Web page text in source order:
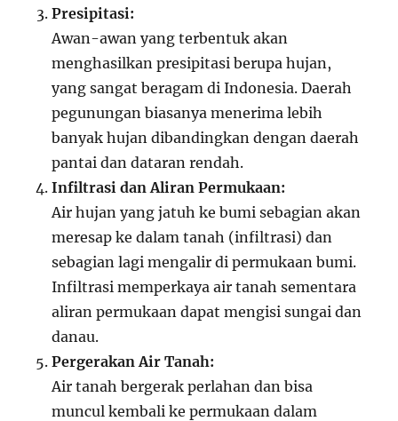
Presipitasi:
Awan-awan yang terbentuk akan
menghasilkan presipitasi berupa hujan,
yang sangat beragam di Indonesia. Daerah
pegunungan biasanya menerima lebih
banyak hujan dibandingkan dengan daerah
pantai dan dataran rendah.
Infiltrasi dan Aliran Permukaan:
Air hujan yang jatuh ke bumi sebagian akan
meresap ke dalam tanah (infiltrasi) dan
sebagian lagi mengalir di permukaan bumi.
Infiltrasi memperkaya air tanah sementara
aliran permukaan dapat mengisi sungai dan
danau.
Pergerakan Air Tanah:
Air tanah bergerak perlahan dan bisa
muncul kembali ke permukaan dalam